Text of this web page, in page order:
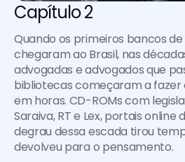
Capítulo 2
Quando os primeiros bancos
chegaram ao Brasil, nas
advogadas e advogados que
bibliotecas começaram a
em horas. CD-ROMs com
Saraiva, RT e Lex, portais online
degrau dessa escada tirou
devolveu para o pensamento.